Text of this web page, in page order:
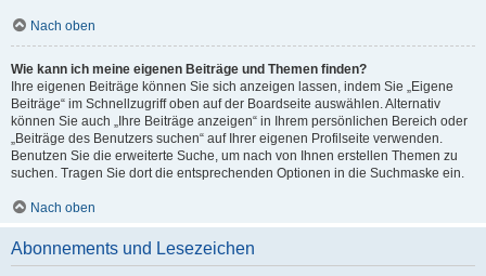
Nach oben
Wie kann ich meine eigenen Beiträge und Themen finden?
Ihre eigenen Beiträge können Sie sich anzeigen lassen, indem Sie „Eigene
Beiträge“ im Schnellzugriff oben auf der Boardseite auswählen. Alternativ
können Sie auch „Ihre Beiträge anzeigen“ in Ihrem persönlichen Bereich oder
„Beiträge des Benutzers suchen“ auf Ihrer eigenen Profilseite verwenden.
Benutzen Sie die erweiterte Suche, um nach von Ihnen erstellen Themen zu
suchen. Tragen Sie dort die entsprechenden Optionen in die Suchmaske ein.
Nach oben
Abonnements und Lesezeichen